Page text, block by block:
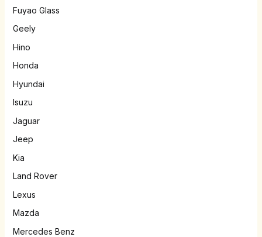
Fuyao Glass
Geely
Hino
Honda
Hyundai
Isuzu
Jaguar
Jeep
Kia
Land Rover
Lexus
Mazda
Mercedes Benz